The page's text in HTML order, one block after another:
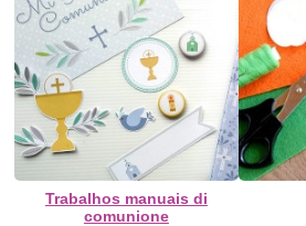
Trabalhos manuais di
comunione